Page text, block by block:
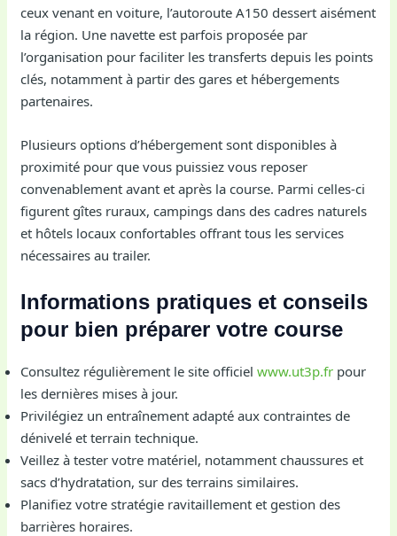
ceux venant en voiture, l’autoroute A150 dessert aisément
la région. Une navette est parfois proposée par
l’organisation pour faciliter les transferts depuis les points
clés, notamment à partir des gares et hébergements
partenaires.
Plusieurs options d’hébergement sont disponibles à
proximité pour que vous puissiez vous reposer
convenablement avant et après la course. Parmi celles-ci
figurent gîtes ruraux, campings dans des cadres naturels
et hôtels locaux confortables offrant tous les services
nécessaires au trailer.
Informations pratiques et conseils
pour bien préparer votre course
Consultez régulièrement le site officielwww.ut3p.fr pour
les dernières mises à jour.
Privilégiez un entraînement adapté aux contraintes de
dénivelé et terrain technique.
Veillez à tester votre matériel, notamment chaussures et
sacs d’hydratation, sur des terrains similaires.
Planifiez votre stratégie ravitaillement et gestion des
barrières horaires.